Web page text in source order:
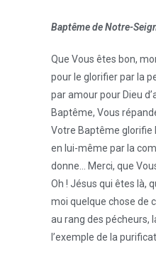
Baptême de Notre-
Que Vous êtes bon,
pour le glorifier par la
par amour pour Dieu
Baptême, Vous
Votre Baptême glorifie
en lui-même par la
donne… Merci, que
Oh ! Jésus qui êtes là,
moi quelque chose de
au rang des pécheurs,
l’exemple de la